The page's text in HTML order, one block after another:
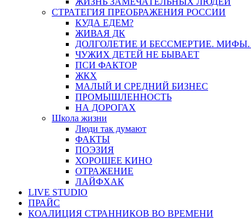
СТРАТЕГИЯ ПРЕОБРАЖЕНИЯ РОССИИ
КУДА ЕДЕМ?
ЖИВАЯ ДК
ДОЛГОЛЕТИЕ И БЕССМЕРТИЕ.
ЧУЖИХ ДЕТЕЙ НЕ БЫВАЕТ
ПСИ ФАКТОР
ЖКХ
МАЛЫЙ И СРЕДНИЙ БИЗНЕС
ПРОМЫШЛЕННОСТЬ
НА ДОРОГАХ
Школа жизни
Люди так думают
ФАКТЫ
ПОЭЗИЯ
ХОРОШЕЕ КИНО
ОТРАЖЕНИЕ
ЛАЙФХАК
LIVE STUDIO
ПРАЙС
КОАЛИЦИЯ СТРАННИКОВ ВО ВРЕМЕНИ